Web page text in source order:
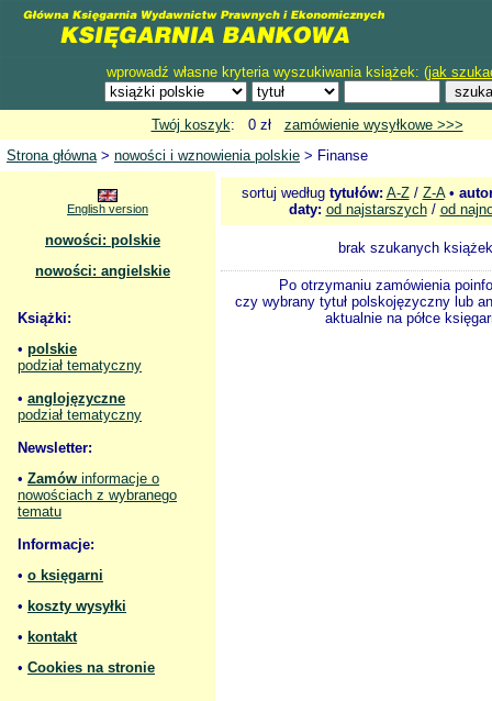
wprowadź własne kryteria wyszukiwania książek: (jak
Twój koszyk: 0 zł zamówienie wysyłkowe >>>
Strona główna> nowości i wznowienia polskie > Finanse
English version
nowości: polskie
nowości: angielskie
Książki:
• polskie
podział tematyczny
• anglojęzyczne
podział tematyczny
Newsletter:
• Zamów informacje o
nowościach z wybranego
tematu
Informacje:
• o księgarni
• koszty wysyłki
• kontakt
• Cookies na stronie
sortuj według tytułów: A-Z/ Z-A•
daty: od najstarszych/ od
brak szukanych książek
Po otrzymaniu zamówienia
czy wybrany tytuł polskojęzyczny lub
aktualnie na półce